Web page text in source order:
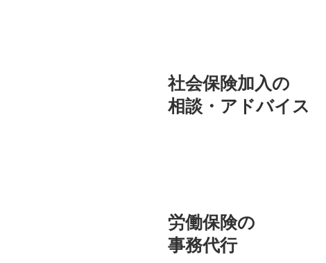
社会保険加入の
​相談・アドバイス
労働保険の
​事務代行